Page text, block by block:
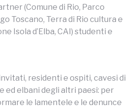
(Comune di Rio, Parco
Toscano, Terra di Rio cultura e
Isola d’Elba, CAI) studenti e
residenti e ospiti, cavesi di
ed elbani degli altri paesi: per
le lamentele e le denunce